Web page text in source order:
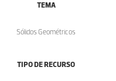
TEMA
Sólidos Geométricos
TIPO DE RECURSO